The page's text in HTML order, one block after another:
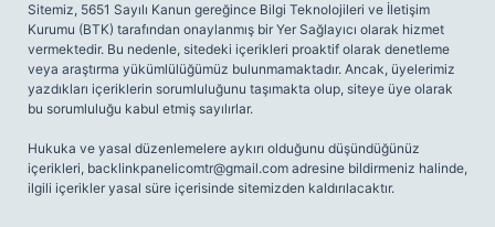
Sitemiz, 5651 Sayılı Kanun gereğince Bilgi Teknolojileri ve İletişim
Kurumu (BTK) tarafından onaylanmış bir Yer Sağlayıcı olarak hizmet
vermektedir. Bu nedenle, sitedeki içerikleri proaktif olarak denetleme
veya araştırma yükümlülüğümüz bulunmamaktadır. Ancak, üyelerimiz
yazdıkları içeriklerin sorumluluğunu taşımakta olup, siteye üye olarak
bu sorumluluğu kabul etmiş sayılırlar.
Hukuka ve yasal düzenlemelere aykırı olduğunu düşündüğünüz
içerikleri, backlinkpanelicomtr@gmail.com adresine bildirmeniz halinde,
ilgili içerikler yasal süre içerisinde sitemizden kaldırılacaktır.